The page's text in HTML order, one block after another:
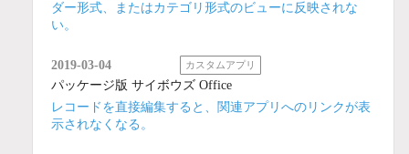
ダー形式、またはカテゴリ形式のビューに反映されな
い。
2019-03-04 カスタムアプリ
パッケージ版 サイボウズ Office
レコードを直接編集すると、関連アプリへのリンクが表
示されなくなる。